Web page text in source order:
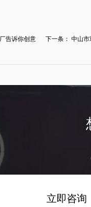
告诉你创意
下一条： 中山市
立即咨询